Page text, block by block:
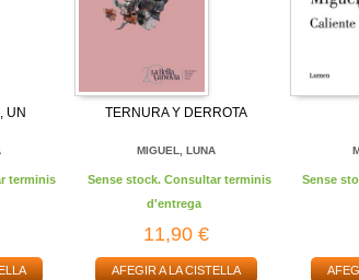
UN
terminis
TERNURA Y DERROTA
MIGUEL, LUNA
Sense stock. Consultar terminis
d'entrega
11,90 €
AFEGIR A LA CISTELLA
Sense